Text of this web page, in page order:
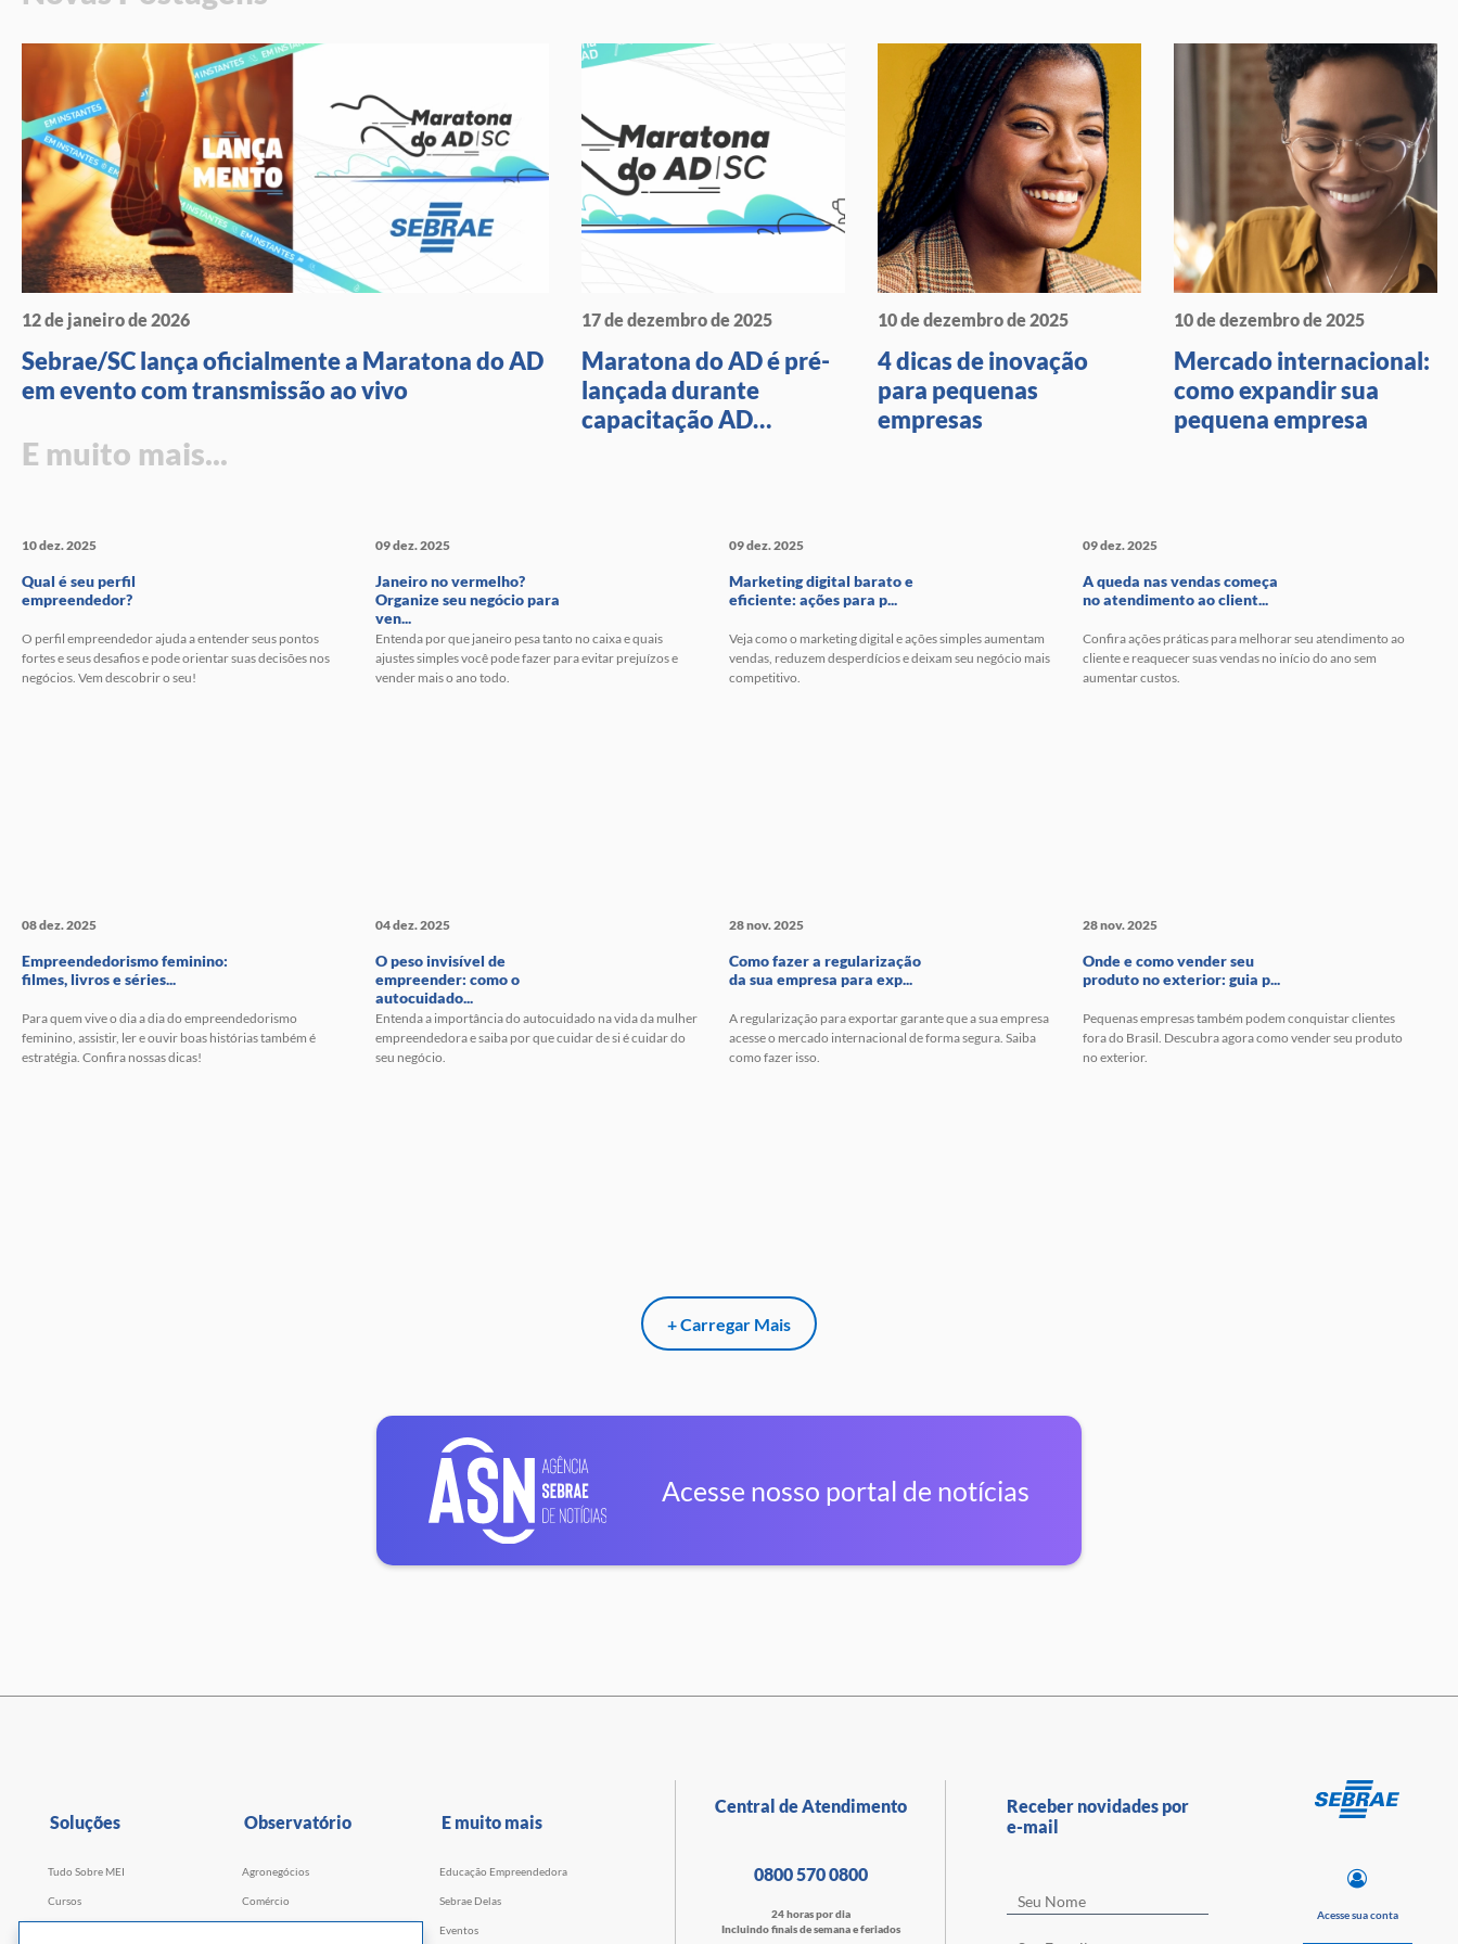
12 de janeiro de 2026
Sebrae/SC lança oficialmente a Maratona do AD
em evento com transmissão ao vivo
17 de dezembro de 2025
Maratona do AD é pré-
lançada durante
capacitação AD
10 de dezembro de 2025
4 dicas de inovação
para pequenas
empresas
10 de dezembro de 2025
Mercado internacional:
como expandir sua
pequena empresa
E muito mais...
10 dez. 2025
Qual é seu perfil
empreendedor?
O perfil empreendedor ajuda a entender seus pontos
fortes e seus desafios e pode orientar suas decisões nos
negócios. Vem descobrir o seu!
09 dez. 2025
Janeiro no vermelho?
Organize seu negócio para
ven...
Entenda por que janeiro pesa tanto no caixa e quais
ajustes simples você pode fazer para evitar prejuízos e
vender mais o ano todo.
09 dez. 2025
Marketing digital barato e
eficiente: ações para p...
Veja como o marketing digital e ações simples aumentam
vendas, reduzem desperdícios e deixam seu negócio mais
competitivo.
09 dez. 2025
A queda nas vendas começa
no atendimento ao client...
Confira ações práticas para melhorar seu atendimento ao
cliente e reaquecer suas vendas no início do ano sem
aumentar custos.
08 dez. 2025
Empreendedorismo feminino:
filmes, livros e séries...
Para quem vive o dia a dia do empreendedorismo
feminino, assistir, ler e ouvir boas histórias também é
estratégia. Confira nossas dicas!
04 dez. 2025
O peso invisível de
empreender: como o
autocuidado...
Entenda a importância do autocuidado na vida da mulher
empreendedora e saiba por que cuidar de si é cuidar do
seu negócio.
28 nov. 2025
Como fazer a regularização
da sua empresa para exp...
A regularização para exportar garante que a sua empresa
acesse o mercado internacional de forma segura. Saiba
como fazer isso.
28 nov. 2025
Onde e como vender seu
produto no exterior: guia p...
Pequenas empresas também podem conquistar clientes
fora do Brasil. Descubra agora como vender seu produto
no exterior.
+ Carregar Mais
Acesse nosso portal de notícias
Soluções
Tudo Sobre MEI
Cursos
Observatório
Agronegócios
Comércio
E muito mais
Educação Empreendedora
Sebrae Delas
Eventos
Central de Atendimento
0800 570 0800
24 horas por dia
Incluindo finais de semana e feriados
Receber novidades por
e-mail
Acesse sua conta